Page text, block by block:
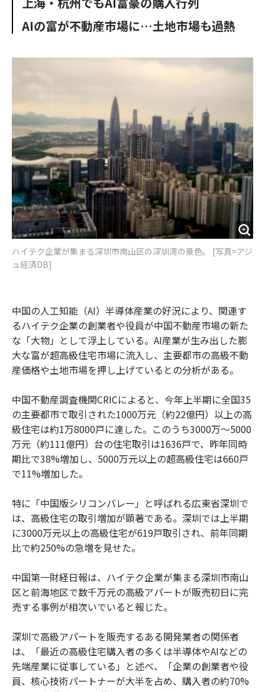
AIの富が不動産市場に…土地市場も過熱
ハイテク企業が集まる深圳市南山区の深圳湾の景色。 [写真=アジ
ュ経済DB]
中国の人工知能（AI）半導体産業の好況により、関連す
るハイテク企業の創業者や役員が中国不動産市場の新た
な「大物」として浮上している。AI産業が生み出した膨
大な富が超高級住宅市場に流入し、主要都市の高級不動
産価格や土地市場を押し上げているとの分析がある。
中国不動産調査機関CRICによると、今年上半期に全国35
の主要都市で取引された1000万元（約22億円）以上の高
級住宅は約1万8000戸に達した。このうち3000万〜5000
万元（約111億円）台の住宅取引は1636戸で、昨年同時
期比で38%増加し、5000万元以上の超高級住宅は660戸
で11%増加した。
特に「中国版シリコンバレー」と呼ばれる広東省深圳で
は、高級住宅の取引増加が顕著である。深圳では上半期
に3000万元以上の高級住宅が619戸取引され、前年同期
比で約250%の急増を見せた。
中国第一財経日報は、ハイテク企業が集まる深圳市南山
区と前海地区で数千万元の高級アパートが販売初日に完
売する事例が相次いでいると報じた。
深圳で高級アパートを販売するある開発業者の関係者
は、「最近の高級住宅購入者の多くは半導体やAIなどの
先端産業に従事している」と述べ、「企業の創業者や役
員、核心技術パートナーが大半を占め、購入者の約70%